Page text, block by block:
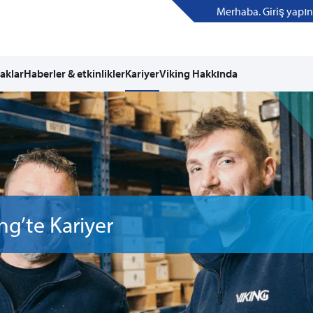
Merhaba. Giriş yapın
Haberler & etkinliklerKariyerViking Hakkında
Kariyer